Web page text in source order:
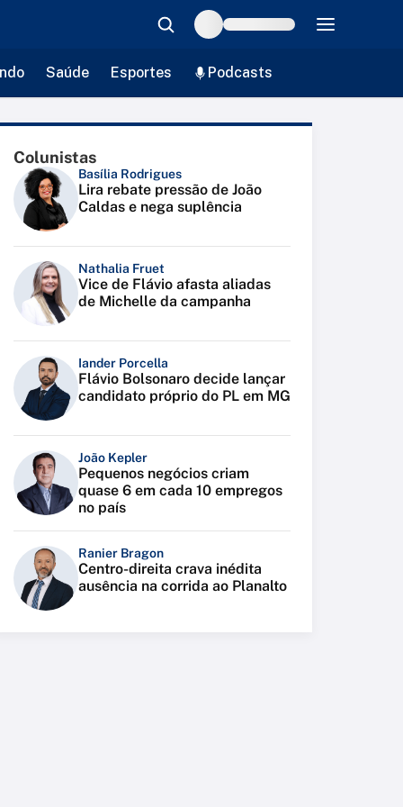
Saúde Esportes Podcasts
Colunistas
Basília Rodrigues
Lira rebate pressão de João
Caldas e nega suplência
Nathalia Fruet
Vice de Flávio afasta aliadas
de Michelle da campanha
Iander Porcella
Flávio Bolsonaro decide lançar
candidato próprio do PL em MG
João Kepler
Pequenos negócios criam
quase 6 em cada 10 empregos
no país
Ranier Bragon
Centro-direita crava inédita
ausência na corrida ao Planalto